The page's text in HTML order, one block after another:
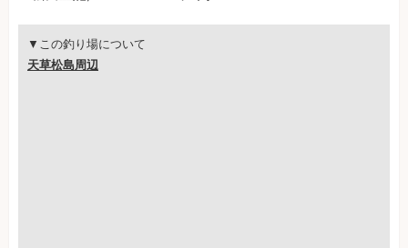
▼この釣り場について
天草松島周辺